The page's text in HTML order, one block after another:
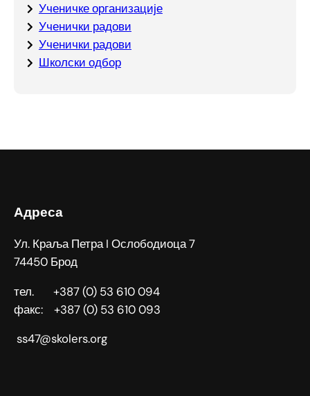
Ученичке организације
Ученички радови
Ученички радови
Школски одбор
Адреса
Ул. Краља Петра I Ослободиоца 7
74450 Брод
тел. +387 (0) 53 610 094
факс: +387 (0) 53 610 093
ss47@skolers.org